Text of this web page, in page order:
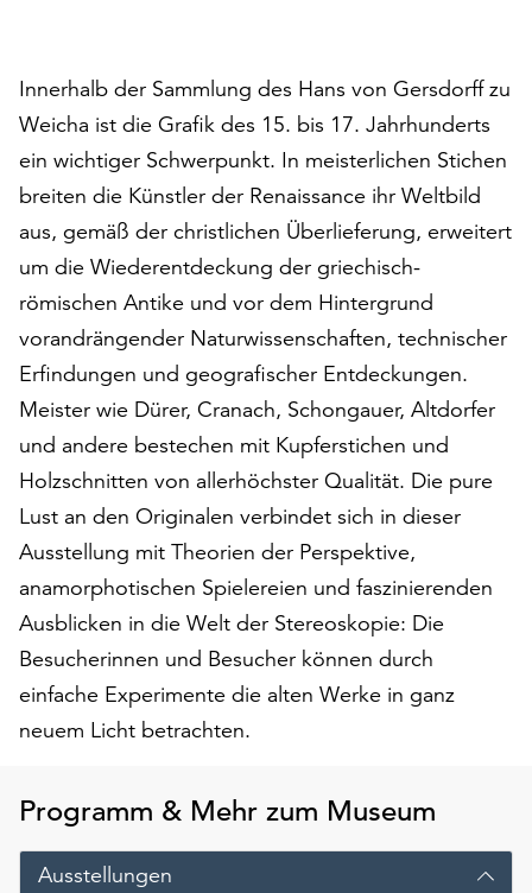
akzeptieren“,
alle
Cookies
zu
akzeptieren.
Sie
können
Ihr
Einverständnis
jederzeit
ändern
und
widerrufen.
Dafür
steht
Ihnen
am
der
Seite
die
Schaltfläche
„Cookie-
Einstellungen“
Funktionale
Cookies
werden
Innerhalb der Sammlung des Hans von Gersdorff zu
Weicha ist die Grafik des 15. bis 17. Jahrhunderts
ein wichtiger Schwerpunkt. In meisterlichen Stichen
breiten die Künstler der Renaissance ihr Weltbild
aus, gemäß der christlichen Überlieferung, erweitert
um die Wiederentdeckung der griechisch-
römischen Antike und vor dem Hintergrund
vorandrängender Naturwissenschaften, technischer
Erfindungen und geografischer Entdeckungen.
Meister wie Dürer, Cranach, Schongauer, Altdorfer
und andere bestechen mit Kupferstichen und
Holzschnitten von allerhöchster Qualität. Die pure
Lust an den Originalen verbindet sich in dieser
Ausstellung mit Theorien der Perspektive,
anamorphotischen Spielereien und faszinierenden
Ausblicken in die Welt der Stereoskopie: Die
Besucherinnen und Besucher können durch
einfache Experimente die alten Werke in ganz
neuem Licht betrachten.
Programm & Mehr zum Museum
Ausstellungen